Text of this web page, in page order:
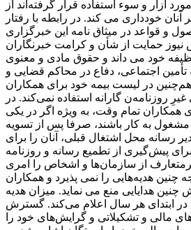
آزار و سوء استفاده قرار گرفته‌اند از
آنان خودداری می کند. در رابطه با رفتار
و قواعد در میثاق نامه این خبرگزاری
حمایت از شأن و کرامت خبرنگاران
خود می داند و حقوق مادی و معنوی
تأمین اجتماعی، دفاع در محاکم قضایی و
در لیست بیمه خود برای همکاران
روزنامه‌ن گارانه استفاده نمی‌کند. در
همکاران تمام وقت، به ‌ویژه اگر در یکی
مشغول به کار باشند، صرفا پس از تسویه‌
رسانه محل اشتغال قبلی، آنان را برای
پیش‌گیری از تطمیع رسانه و روزنامه
از سازمان‌ها و اشخاص را امری
چنین هدیه‌هایی را نمی پذیرد و همکاران
چنین هدایایی منع می نماید. میزان هدیه
ابتدای هر سال اعلام می‌کند. گسترش
مالی و تشکیلاتی و گرایش‌های خود را